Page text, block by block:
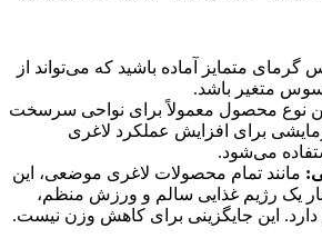
متمایز آماده باشید که می‌تواند از
متغیر باشد.
نوع محصول معمولاً برای نواحی سرسخت
برای افزایش عملکرد لاغری
می‌شود.
مانند تمام محصولات لاغری موضعی، این
یک رژیم غذایی سالم و ورزش منظم،
دارد. این جایگزینی برای کاهش وزن نیست.